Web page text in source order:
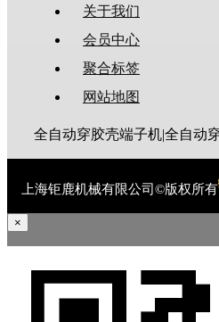
关于我们
会员中心
聚合标签
网站地图
上海钜鹿机械有限公司©版权所有
×